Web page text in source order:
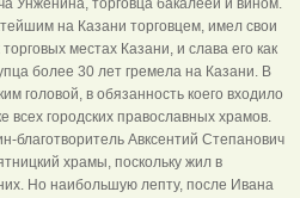
Унженина, торговца бакалеей и вином.
на Казани торговцем, имел свои
местах Казани, и слава его как
более 30 лет гремела на Казани. В
головой, в обязанность коего входило
городских православных храмов.
благотворитель Авксентий Степанович
храмы, поскольку жил в
Но наибольшую лепту, после Ивана